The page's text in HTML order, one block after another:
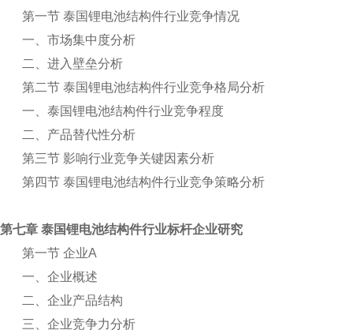
第一节 泰国锂电池结构件行业竞争情况
一、市场集中度分析
二、进入壁垒分析
第二节 泰国锂电池结构件行业竞争格局分析
一、泰国锂电池结构件行业竞争程度
二、产品替代性分析
第三节 影响行业竞争关键因素分析
第四节 泰国锂电池结构件行业竞争策略分析
第七章 泰国锂电池结构件行业标杆企业研究
第一节 企业A
一、企业概述
二、企业产品结构
三、企业竞争力分析